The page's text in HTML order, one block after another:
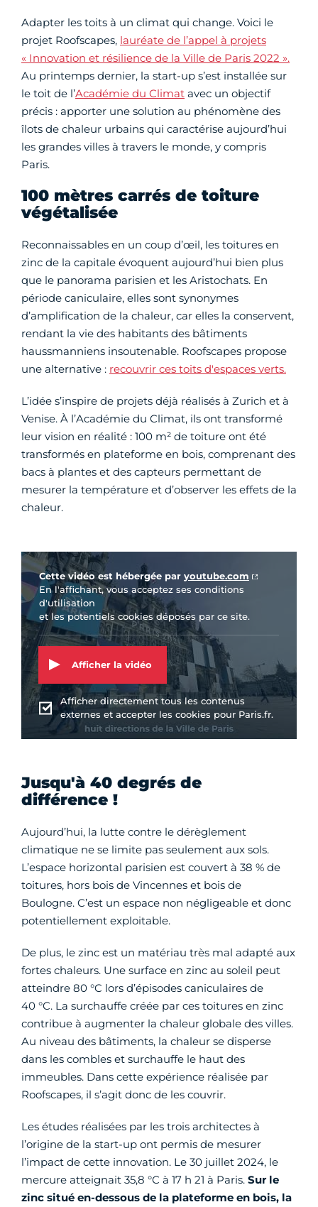
Adapter les toits à un climat qui change. Voici le
projet Roofscapes, lauréate de l’appel à projets
« Innovation et résilience de la Ville de Paris 2022 ».
Au printemps dernier, la start-up s’est installée sur
le toit de l’Académie du Climat avec un objectif
précis : apporter une solution au phénomène des
îlots de chaleur urbains qui caractérise aujourd’hui
les grandes villes à travers le monde, y compris
Paris.
100 mètres carrés de toiture
végétalisée
Reconnaissables en un coup d’œil, les toitures en
zinc de la capitale évoquent aujourd’hui bien plus
que le panorama parisien et les Aristochats. En
période caniculaire, elles sont synonymes
d’amplification de la chaleur, car elles la conservent,
rendant la vie des habitants des bâtiments
haussmanniens insoutenable. Roofscapes propose
une alternative : recouvrir ces toits d'espaces verts.
L’idée s’inspire de projets déjà réalisés à Zurich et à
Venise. À l’Académie du Climat, ils ont transformé
leur vision en réalité : 100 m² de toiture ont été
transformés en plateforme en bois, comprenant des
bacs à plantes et des capteurs permettant de
mesurer la température et d’observer les effets de la
chaleur.
Vidéo Youtube
Cette vidéo est hébergée par youtube.com
En l'affichant, vous acceptez ses conditions
d'utilisation
et les potentiels cookies déposés par ce site.
Afficher la vidéo
Afficher directement tous les contenus
externes et accepter les cookies pour Paris.fr.
Jusqu'à 40 degrés de
différence !
Aujourd’hui, la lutte contre le dérèglement
climatique ne se limite pas seulement aux sols.
L’espace horizontal parisien est couvert à 38 % de
toitures, hors bois de Vincennes et bois de
Boulogne. C’est un espace non négligeable et donc
potentiellement exploitable.
De plus, le zinc est un matériau très mal adapté aux
fortes chaleurs. Une surface en zinc au soleil peut
atteindre 80 °C lors d’épisodes caniculaires de
40 °C. La surchauffe créée par ces toitures en zinc
contribue à augmenter la chaleur globale des villes.
Au niveau des bâtiments, la chaleur se disperse
dans les combles et surchauffe le haut des
immeubles. Dans cette expérience réalisée par
Roofscapes, il s’agit donc de les couvrir.
Les études réalisées par les trois architectes à
l’origine de la start-up ont permis de mesurer
l’impact de cette innovation. Le 30 juillet 2024, le
mercure atteignait 35,8 °C à 17 h 21 à Paris. Sur le
zinc situé en-dessous de la plateforme en bois, la